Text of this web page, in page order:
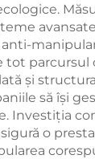
tot parcursul
și
să își
Investiția
o